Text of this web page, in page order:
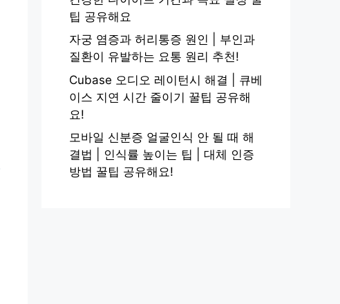
팁 공유해요
자궁 염증과 허리통증 원인 | 부인과
질환이 유발하는 요통 원리 추천!
Cubase 오디오 레이턴시 해결 | 큐베
이스 지연 시간 줄이기 꿀팁 공유해
요!
모바일 신분증 얼굴인식 안 될 때 해
결법 | 인식률 높이는 팁 | 대체 인증
방법 꿀팁 공유해요!